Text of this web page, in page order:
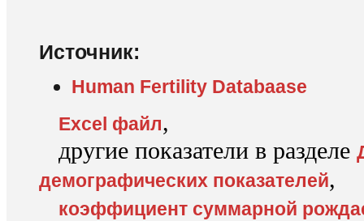
Источник:
Human Fertility Databaase
Excel файл,
другие показатели в разделе
демографических показателей,
коэффициент суммарной